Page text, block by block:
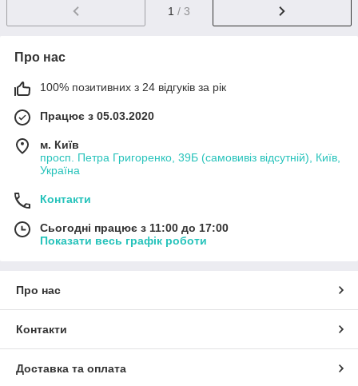
1 / 3
Про нас
100% позитивних з 24 відгуків за рік
Працює з 05.03.2020
м. Київ
просп. Петра Григоренко, 39Б (самовивіз відсутній), Київ,
Україна
Контакти
Сьогодні працює з 11:00 до 17:00
Показати весь графік роботи
Про нас
Контакти
Доставка та оплата